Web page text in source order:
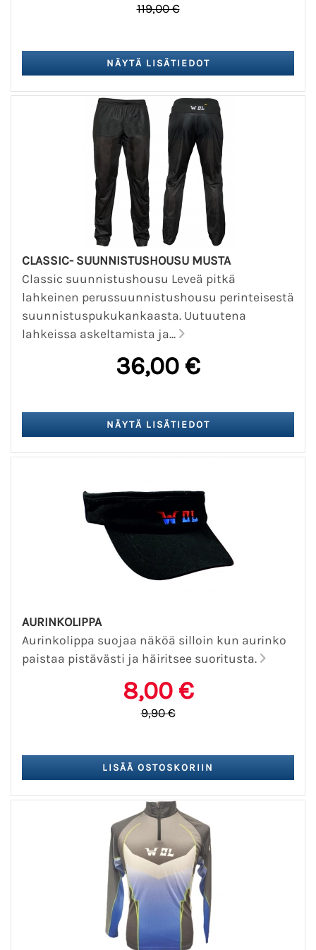
119,00 €
CLASSIC- SUUNNISTUSHOUSU MUSTA
Classic suunnistushousu Leveä pitkä
lahkeinen perussuunnistushousu perinteisestä
suunnistuspukukankaasta. Uutuutena
lahkeissa askeltamista ja...
36,00 €
AURINKOLIPPA
Aurinkolippa suojaa näköä silloin kun aurinko
paistaa pistävästi ja häiritsee suoritusta.
8,00 €
9,90 €